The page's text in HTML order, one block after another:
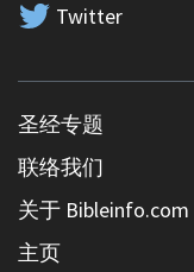
Twitter
圣经专题
联络我们
关于 Bibleinfo.com
主页